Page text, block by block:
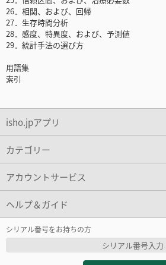
26．相関、および、回帰
27．生存時間分析
28．感度、特異度、および、予測値
29．統計手法の選び方
用語集
索引
isho.jpアプリ
カテゴリー
アカウントサービス
ヘルプ＆ガイド
シリアル番号をお持ちの方
シリアル番号入力